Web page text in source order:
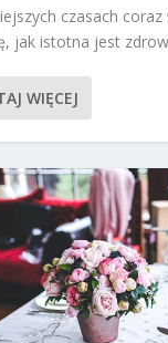
czasach
jak istotna jest
WIĘCEJ